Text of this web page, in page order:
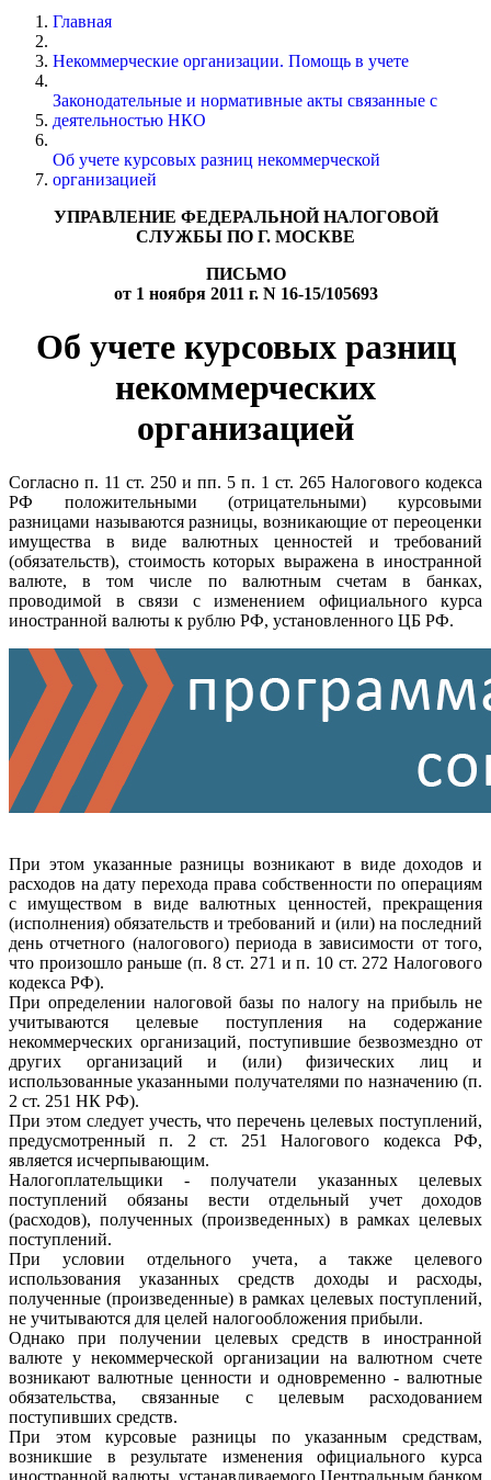
Главная
Некоммерческие организации. Помощь в учете
Законодательные и нормативные акты связанные с
деятельностью НКО
Об учете курсовых разниц некоммерческой
организацией
УПРАВЛЕНИЕ ФЕДЕРАЛЬНОЙ НАЛОГОВОЙ
СЛУЖБЫ ПО Г. МОСКВЕ
ПИСЬМО
от 1 ноября 2011 г. N 16-15/105693
Об учете курсовых разниц
некоммерческих
организацией
Согласно п. 11 ст. 250 и пп. 5 п. 1 ст. 265 Налогового кодекса
РФ положительными (отрицательными) курсовыми
разницами называются разницы, возникающие от переоценки
имущества в виде валютных ценностей и требований
(обязательств), стоимость которых выражена в иностранной
валюте, в том числе по валютным счетам в банках,
проводимой в связи с изменением официального курса
иностранной валюты к рублю РФ, установленного ЦБ РФ.
При этом указанные разницы возникают в виде доходов и
расходов на дату перехода права собственности по операциям
с имуществом в виде валютных ценностей, прекращения
(исполнения) обязательств и требований и (или) на последний
день отчетного (налогового) периода в зависимости от того,
что произошло раньше (п. 8 ст. 271 и п. 10 ст. 272 Налогового
кодекса РФ).
При определении налоговой базы по налогу на прибыль не
учитываются целевые поступления на содержание
некоммерческих организаций, поступившие безвозмездно от
других организаций и (или) физических лиц и
использованные указанными получателями по назначению (п.
2 ст. 251 НК РФ).
При этом следует учесть, что перечень целевых поступлений,
предусмотренный п. 2 ст. 251 Налогового кодекса РФ,
является исчерпывающим.
Налогоплательщики - получатели указанных целевых
поступлений обязаны вести отдельный учет доходов
(расходов), полученных (произведенных) в рамках целевых
поступлений.
При условии отдельного учета, а также целевого
использования указанных средств доходы и расходы,
полученные (произведенные) в рамках целевых поступлений,
не учитываются для целей налогообложения прибыли.
Однако при получении целевых средств в иностранной
валюте у некоммерческой организации на валютном счете
возникают валютные ценности и одновременно - валютные
обязательства, связанные с целевым расходованием
поступивших средств.
При этом курсовые разницы по указанным средствам,
возникшие в результате изменения официального курса
иностранной валюты, устанавливаемого Центральным банком